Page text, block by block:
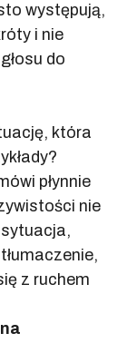
występują,
i nie
do
która
płynnie
nie
sytuacja,
z ruchem